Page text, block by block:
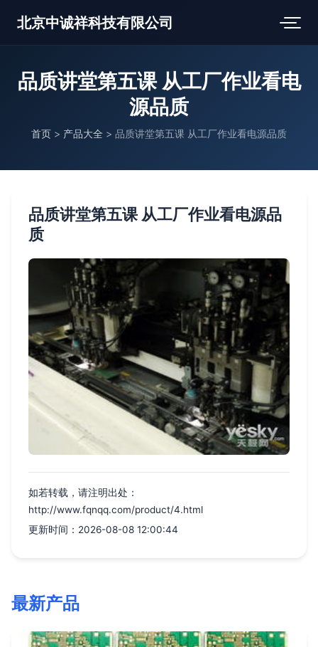
北京中诚祥科技有限公司
品质讲堂第五课 从工厂作业看电
源品质
首页 > 产品大全 > 品质讲堂第五课 从工厂作业看电源品质
品质讲堂第五课 从工厂作业看电源品
质
如若转载，请注明出处：
http://www.fqnqq.com/product/4.html
更新时间：2026-08-08 12:00:44
最新产品